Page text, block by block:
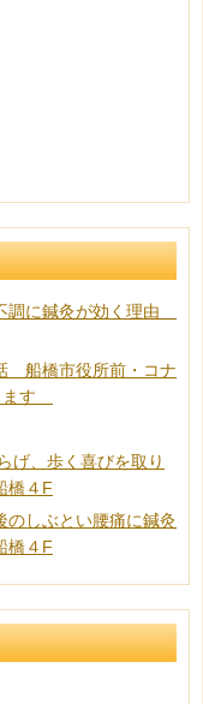
調に鍼灸が効く理由
船橋市役所前・コナ
ます
げ、歩く喜びを取り
橋４F
のしぶとい腰痛に鍼灸
橋４F